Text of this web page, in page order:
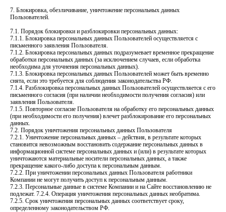
7. Блокировка, обезличивание, уничтожение персональных данных
Пользователей.
7.1. Порядок блокировки и разблокировки персональных данных:
7.1.1. Блокировка персональных данных Пользователей осуществляется с
письменного заявления Пользователя.
7.1.2. Блокировка персональных данных подразумевает временное прекращение
обработки персональных данных (за исключением случаев, если обработка
необходима для уточнения персональных данных).
7.1.3. Блокировка персональных данных Пользователей может быть временно
снята, если это требуется для соблюдения законодательства РФ.
7.1.4. Разблокировка персональных данных Пользователей осуществляется с его
письменного согласия (при наличии необходимости получения согласия) или
заявления Пользователя.
7.1.5. Повторное согласие Пользователя на обработку его персональных данных
(при необходимости его получения) влечет разблокирование его персональных
данных.
7.2. Порядок уничтожения персональных данных Пользователя
7.2.1. Уничтожение персональных данных – действия, в результате которых
становится невозможным восстановить содержание персональных данных в
информационной системе персональных данных и (или) в результате которых
уничтожаются материальные носители персональных данных, а также
прекращение какого-либо доступа к персональным данным.
7.2.2. При уничтожении персональных данных Пользователя работники
Компании не могут получить доступ к персональным данным.
7.2.3. Персональные данные в системе Компании и на Сайте восстановлению не
подлежат. 7.2.4. Операция уничтожения персональных данных необратима.
7.2.5. Срок уничтожения персональных данных соответствует сроку,
определенному законодательством РФ.